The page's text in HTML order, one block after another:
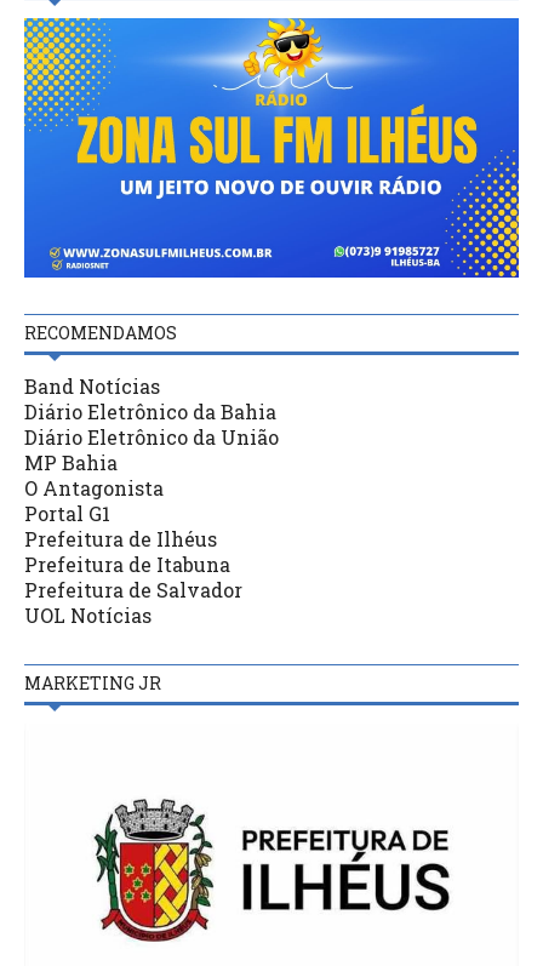
RECOMENDAMOS
Band Notícias
Diário Eletrônico da Bahia
Diário Eletrônico da União
MP Bahia
O Antagonista
Portal G1
Prefeitura de Ilhéus
Prefeitura de Itabuna
Prefeitura de Salvador
UOL Notícias
MARKETING JR